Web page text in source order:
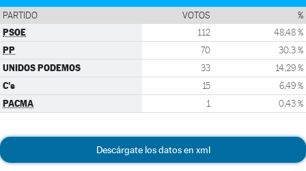
PARTIDO VOTOS %
PSOE 112 48,48 %
PP 70 30,3 %
UNIDOS PODEMOS 33 14,29 %
C's 15 6,49 %
PACMA 1 0,43 %
Descárgate los datos en xml